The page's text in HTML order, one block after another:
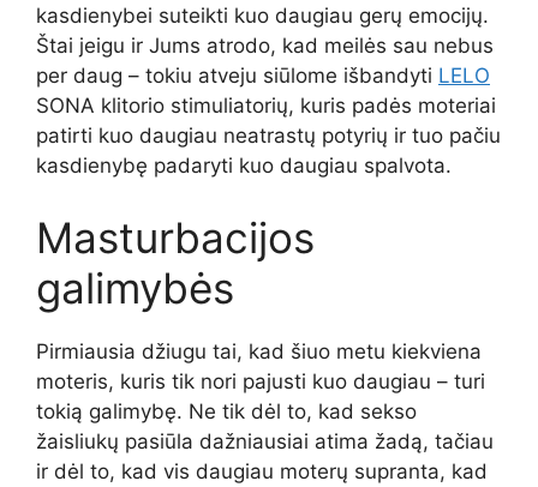
kasdienybei suteikti kuo daugiau gerų emocijų.
Štai jeigu ir Jums atrodo, kad meilės sau nebus
per daug – tokiu atveju siūlome išbandyti LELO
SONA klitorio stimuliatorių, kuris padės moteriai
patirti kuo daugiau neatrastų potyrių ir tuo pačiu
kasdienybę padaryti kuo daugiau spalvota.
Masturbacijos
galimybės
Pirmiausia džiugu tai, kad šiuo metu kiekviena
moteris, kuris tik nori pajusti kuo daugiau – turi
tokią galimybę. Ne tik dėl to, kad sekso
žaisliukų pasiūla dažniausiai atima žadą, tačiau
ir dėl to, kad vis daugiau moterų supranta, kad